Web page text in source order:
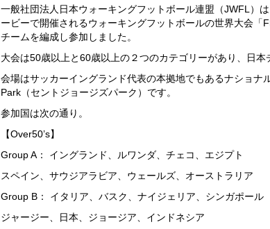
一般社団法人日本ウォーキングフットボール連盟（JWFL）
ービーで開催されるウォーキングフットボールの世界大会「
チームを編成し参加しました。
大会は50歳以上と60歳以上の２つのカテゴリーがあり、日本
会場はサッカーイングランド代表の本拠地でもあるナショナ
Park（セントジョージズパーク）です。
参加国は次の通り。
【Over50’s】
Group A： イングランド、ルワンダ、チェコ、エジプト
スペイン、サウジアラビア、ウェールズ、オーストラリア
Group B： イタリア、バスク、ナイジェリア、シンガポール
ジャージー、日本、ジョージア、インドネシア